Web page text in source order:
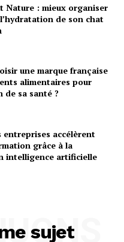
Nature : mieux organiser
de son chat
une marque française
alimentaires pour
de sa santé ?
entreprises accélèrent
grâce à la
intelligence artificielle
sujet